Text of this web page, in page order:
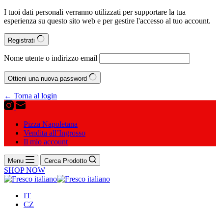
I tuoi dati personali verranno utilizzati per supportare la tua
esperienza su questo sito web e per gestire l'accesso al tuo account.
Registrati
Nome utente o indirizzo email
Ottieni una nuova password
← Torna al login
Pizza Napoletana
Vendita all’Ingrosso
Il mio account
Menu Cerca Prodotto
SHOP NOW
IT
CZ